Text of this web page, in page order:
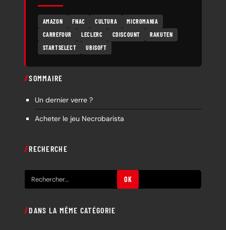
AMAZON FNAC CULTURA
MICROMANIA
CARREFOUR
LECLERC CDISCOUNT
RAKUTEN
STARTSELECT
UBISOFT
SOMMAIRE
Un dernier verre ?
Acheter le jeu Necrobarista
RECHERCHE
e
h
OK
DANS LA MÊME CATÉGORIE